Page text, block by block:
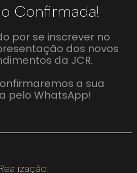
Confirmada!
por se inscrever no
dos novos
da JCR.
a sua
pelo WhatsApp!